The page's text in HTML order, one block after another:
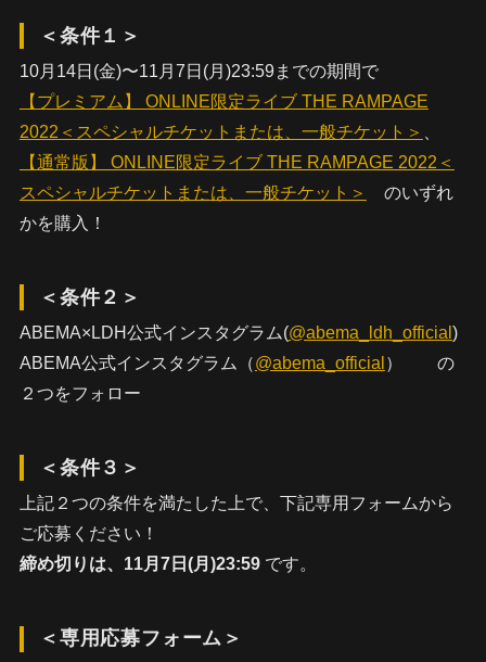
＜条件１＞
10月14日(金)〜11月7日(月)23:59までの期間で
【プレミアム】 ONLINE限定ライブ THE RAMPAGE
2022＜スペシャルチケットまたは、一般チケット＞
【通常版】 ONLINE限定ライブ THE RAMPAGE 2022＜
スペシャルチケットまたは、一般チケット＞
のいずれ
かを購入！
＜条件２＞
ABEMA×LDH公式インスタグラム(@abema_ldh_official )
ABEMA公式インスタグラム（@abema_official ） の
２つをフォロー
＜条件３＞
上記２つの条件を満たした上で、下記専用フォームから
ご応募ください！
締め切りは、11月7日(月)23:59 です。
＜専用応募フォーム＞